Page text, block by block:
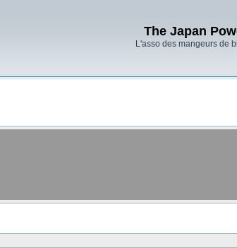
The Japan
L'asso des mangeurs de